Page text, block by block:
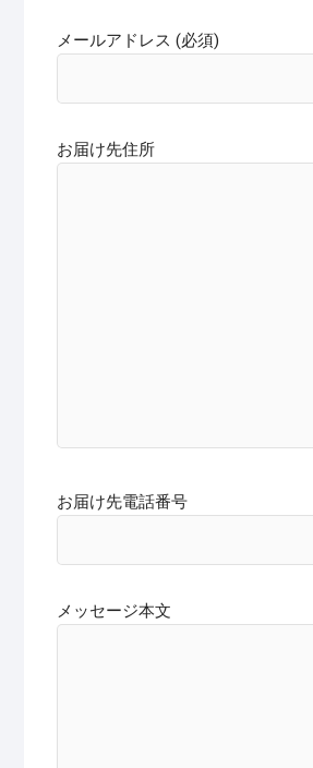
メールアドレス (必須)
お届け先住所
お届け先電話番号
メッセージ本文